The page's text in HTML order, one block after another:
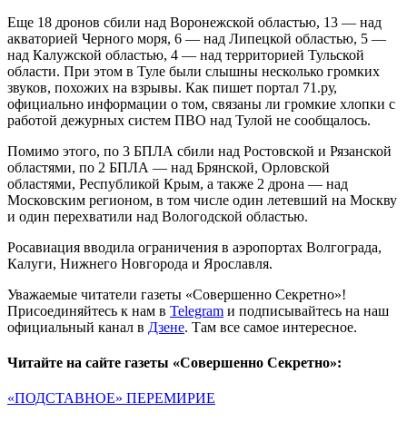
Еще 18 дронов сбили над Воронежской областью, 13 — над
акваторией Черного моря, 6 — над Липецкой областью, 5 —
над Калужской областью, 4 — над территорией Тульской
области. При этом в Туле были слышны несколько громких
звуков, похожих на взрывы. Как пишет портал 71.ру,
официально информации о том, связаны ли громкие хлопки с
работой дежурных систем ПВО над Тулой не сообщалось.
Помимо этого, по 3 БПЛА сбили над Ростовской и Рязанской
областями, по 2 БПЛА — над Брянской, Орловской
областями, Республикой Крым, а также 2 дрона — над
Московским регионом, в том числе один летевший на Москву
и один перехватили над Вологодской областью.
Росавиация вводила ограничения в аэропортах Волгограда,
Калуги, Нижнего Новгорода и Ярославля.
Уважаемые читатели газеты «Совершенно Секретно»!
Присоединяйтесь к нам в Telegram и подписывайтесь на наш
официальный канал в Дзене. Там все самое интересное.
Читайте на сайте газеты «Совершенно Секретно»:
«ПОДСТАВНОЕ» ПЕРЕМИРИЕ